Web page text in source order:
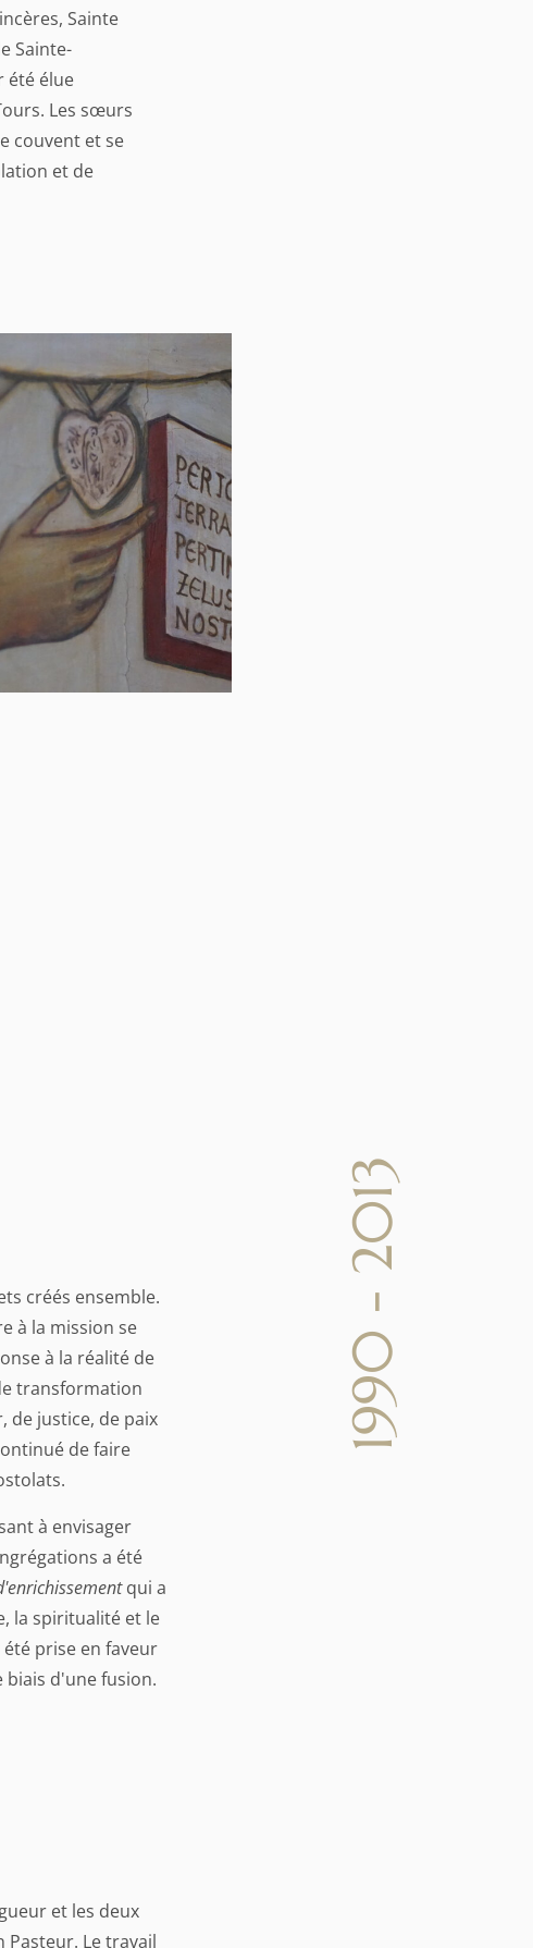
Sainte
Sainte-
été élue
Les sœurs
couvent et se
et de
1990 - 2013
créés ensemble.
à la mission se
à la réalité de
transformation
de justice, de paix
de faire
à envisager
a été
qui a
la spiritualité et le
prise en faveur
d'une fusion.
et les deux
Pasteur. Le travail